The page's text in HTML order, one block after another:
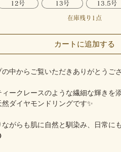
12号 13号 13.5号
在庫残り1点
カートに追加する
中からご覧いただきありがとうご
ークレースのような繊細な輝きを
ダイヤモンドリングです✨
がらも肌に自然と馴染み、日常に